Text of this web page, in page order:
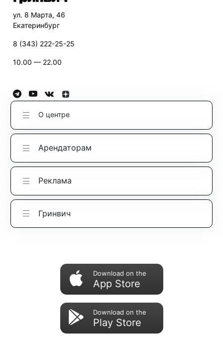
ул. 8 Марта, 46
Екатеринбург
8 (343) 222-25-25
10.00 — 22.00
О центре
Арендаторам
Реклама
Гринвич
Download on the
App Store
Download on the
Play Store